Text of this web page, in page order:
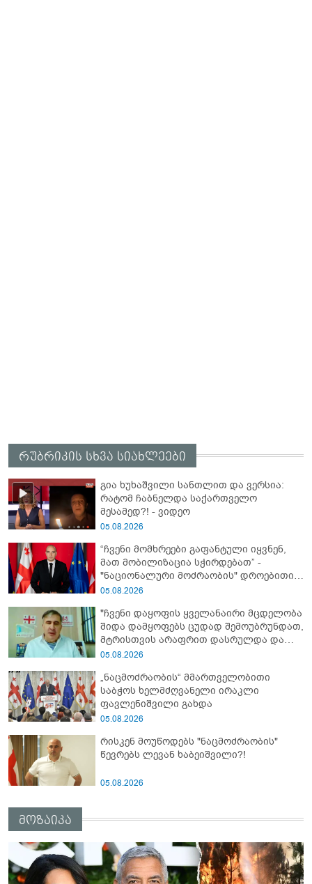
რუბრიკის სხვა სიახლეები
გია ხუხაშვილი სანთლით და ვერსია:
რატომ ჩაბნელდა საქართველო
მესამედ?! - ვიდეო
05.08.2026
“ჩვენი მომხრეები გაფანტული იყვნენ,
მათ მობილიზაცია სჭირდებათ” -
"ნაციონალური მოძრაობის" დროებითი
მმართველობითი საბჭოს
05.08.2026
"ჩვენი დაყოფის ყველანაირი მცდელობა
შიდა დამყოფებს ცუდად შემოუბრუნდათ,
მტრისთვის არაფრით დასრულდა და
ვერც მომავალში მიაღწევს ჩვენს
სააკაშვილი
05.08.2026
„ნაცმოძრაობის“ მმართველობითი
საბჭოს ხელმძღვანელი ირაკლი
ფავლენიშვილი გახდა
05.08.2026
რისკენ მოუწოდებს "ნაცმოძრაობის"
წევრებს ლევან ხაბეიშვილი?!
05.08.2026
მოზაიკა